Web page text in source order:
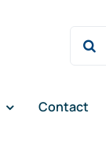
Zoeken
naar:
Contact